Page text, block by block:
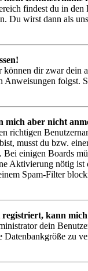
findest du in
Du wirst dann als
dir zwar dein
Anweisungen folgst.
mich aber nicht
richtigen
musst du bzw.
einigen Boards
Aktivierung nötig ist
Spam-Filter
kann
dein
Datenbankgröße zu